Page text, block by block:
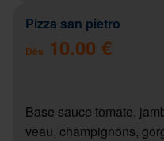
Pizza san pietro
Dès 10.00 €
Base sauce tomate,
veau, champignons,